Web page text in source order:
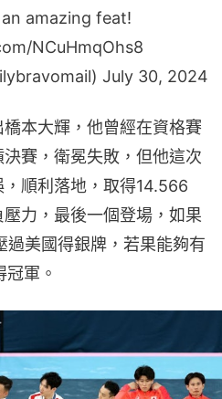
amazing feat!
NCuHmqOhs8
July 30, 2024
本大輝，他曾經在資格賽
賽，衛冕失敗，但他這次
順利落地，取得14.566
力，最後一個登場，如果
美國得銀牌，若果能夠有
軍。